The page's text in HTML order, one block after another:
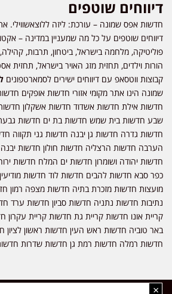
דיווחים שוטפים
חדשות אפס שמונה – עורכת: ליזה ללוצאשווילי.
דיווחים שוטפים על כל מה שמעניין במדינה –
פוליטיקה, מלחמה בישראל, ביטחון, תרבות,
הורות וילדים, תחזית מזג האויר בישראל, תחזית
קבוצות ווטסאפ עם דיווחים ישירים לסמארטפונים
שמונה הינו אתר מקומי אזורי חדשות אופקים
חדשות אילת חדשות אשדוד חדשות אשקלון
שבע חדשות בית שמש חדשות בת ים חדשות
חדשות גדרה חדשות גן יבנה חדשות גני תקווה
הערבה חדשות הרצליה חדשות חולון חדשות יבנה
חדשות יהודה ושומרון חדשות ים המלח חדשות
כפר סבא חדשות להבים חדשות לוד חדשות
מועצות חדשות מזכרת בתיה חדשות מצפה רמון
נתיבות חדשות נתניה חדשות סביון חדשות ערד
קריית אונו חדשות קריית גת חדשות קריית עקרון
באר טוביה חדשות ראש העין חדשות ראשון
חדשות רמלה חדשות רמת גן חדשות שדרות
×